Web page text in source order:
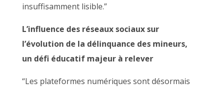
insuffisamment lisible.”
L’influence des réseaux sociaux sur
l’évolution de la délinquance des mineurs,
un défi éducatif majeur à relever
“Les plateformes numériques sont désormais